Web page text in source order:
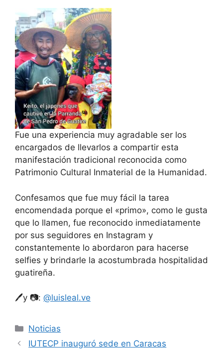
Fue una experiencia muy agradable ser los
encargados de llevarlos a compartir esta
manifestación tradicional reconocida como
Patrimonio Cultural Inmaterial de la Humanidad.
Confesamos que fue muy fácil la tarea
encomendada porque el «primo», como le gusta
que lo llamen, fue reconocido inmediatamente
por sus seguidores en Instagram y
constantemente lo abordaron para hacerse
selfies y brindarle la acostumbrada hospitalidad
guatireña.
🖊️y 📷: @luisleal.ve
Noticias
IUTECP inauguró sede en Caracas